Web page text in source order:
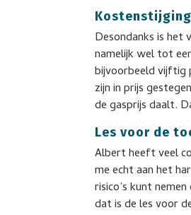
Desondanks is het
namelijk wel tot
bijvoorbeeld vijftig
zijn in prijs
de gasprijs daalt.
Les voor de
Albert heeft veel
me echt aan het
risico’s kunt
dat is de les voor